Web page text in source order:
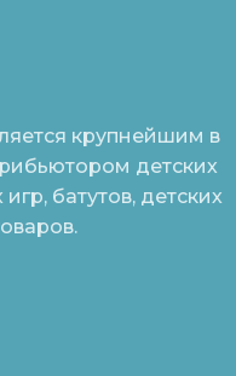
крупнейшим в
детских
батутов, детских